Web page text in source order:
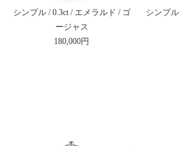
シンプル / 0.3ct / エメラルド / ゴ
ージャス
180,000円
シンプル